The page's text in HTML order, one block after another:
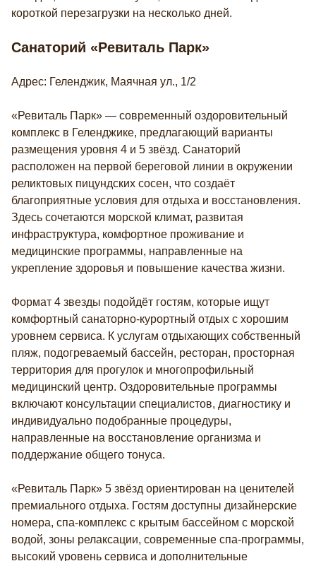
короткой перезагрузки на несколько дней.
Санаторий «Ревиталь Парк»
Адрес: Геленджик, Маячная ул., 1/2
«Ревиталь Парк» — современный оздоровительный
комплекс в Геленджике, предлагающий варианты
размещения уровня 4 и 5 звёзд. Санаторий
расположен на первой береговой линии в окружении
реликтовых пицундских сосен, что создаёт
благоприятные условия для отдыха и восстановления.
Здесь сочетаются морской климат, развитая
инфраструктура, комфортное проживание и
медицинские программы, направленные на
укрепление здоровья и повышение качества жизни.
Формат 4 звезды подойдёт гостям, которые ищут
комфортный санаторно-курортный отдых с хорошим
уровнем сервиса. К услугам отдыхающих собственный
пляж, подогреваемый бассейн, ресторан, просторная
территория для прогулок и многопрофильный
медицинский центр. Оздоровительные программы
включают консультации специалистов, диагностику и
индивидуально подобранные процедуры,
направленные на восстановление организма и
поддержание общего тонуса.
«Ревиталь Парк» 5 звёзд ориентирован на ценителей
премиального отдыха. Гостям доступны дизайнерские
номера, спа-комплекс с крытым бассейном с морской
водой, зоны релаксации, современные спа-программы,
высокий уровень сервиса и дополнительные